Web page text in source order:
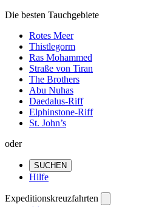
Die besten Tauchgebiete
Rotes Meer
Thistlegorm
Ras Mohammed
Straße von Tiran
The Brothers
Abu Nuhas
Daedalus-Riff
Elphinstone-Riff
St. John’s
oder
SUCHEN
Hilfe
Expeditionskreuzfahrten